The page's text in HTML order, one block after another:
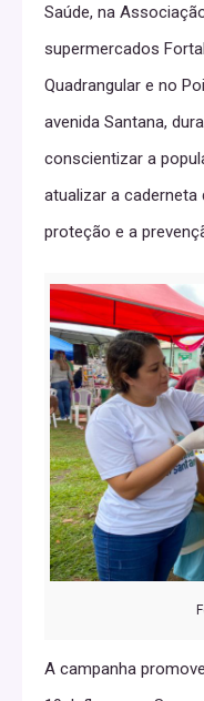
Saúde, na
supermercados
Quadrangular e no
avenida Santana,
conscientizar a
atualizar a caderneta
proteção e a
A campanha